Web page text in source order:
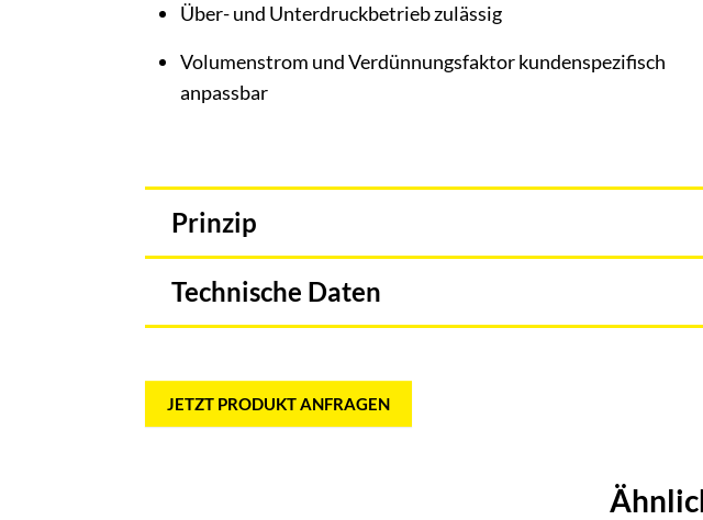
Über- und Unterdruckbetrieb zulässig
Volumenstrom und Verdünnungsfaktor kundenspezifisch
anpassbar
Prinzip
Technische Daten
JETZT PRODUKT ANFRAGEN